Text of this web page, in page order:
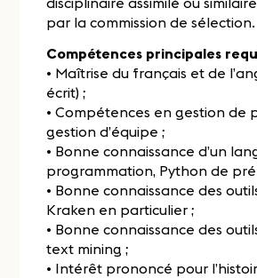
par la commission de sélection.
Compétences principales
• Maîtrise du français et de
écrit) ;
• Compétences en gestion de
gestion d’équipe ;
• Bonne connaissance d’un
programmation, Python de
• Bonne connaissance des
Kraken en particulier ;
• Bonne connaissance des
text mining ;
• Intérêt prononcé pour